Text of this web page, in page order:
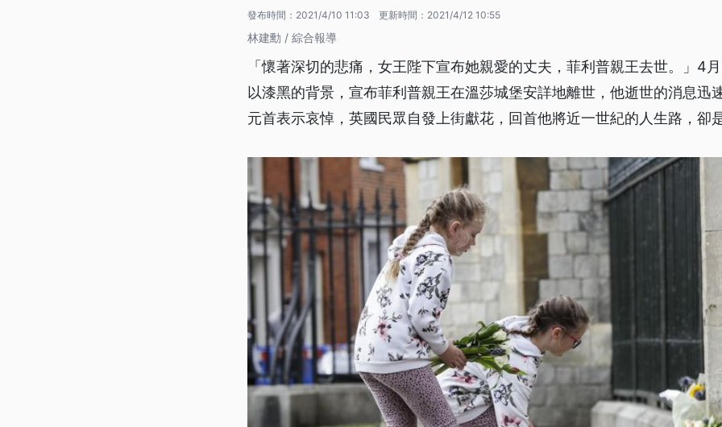
發布時間： 2021/4/10 11:03 更新時間： 2021/4/12 10:55
林建勳 / 綜合報導
「懷著深切的悲痛，女王陛下宣布她親愛的丈夫，菲利普親王去世。」4
以漆黑的背景，宣布菲利普親王在溫莎城堡安詳地離世，他逝世的消息迅
元首表示哀悼，英國民眾自發上街獻花，回首他將近一世紀的人生路，卻